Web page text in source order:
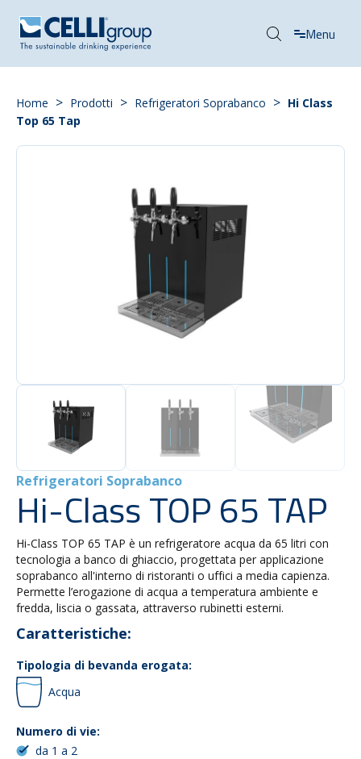
Menu
Home > Prodotti > Refrigeratori Soprabanco > Hi Class
Top 65 Tap
Refrigeratori Soprabanco
Hi-Class TOP 65 TAP
Hi-Class TOP 65 TAP è un refrigeratore acqua da 65 litri con
tecnologia a banco di ghiaccio, progettata per applicazione
soprabanco all'interno di ristoranti o uffici a media capienza.
Permette l’erogazione di acqua a temperatura ambiente e
fredda, liscia o gassata, attraverso rubinetti esterni.
Caratteristiche:
Tipologia di bevanda erogata:
Acqua
Numero di vie:
da 1 a 2